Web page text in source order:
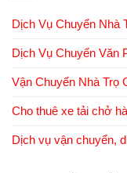
Dịch Vụ Chuyển Nhà
Dịch Vụ Chuyển Văn
Vận Chuyển Nhà Trọ
Cho thuê xe tải chở
Dịch vụ vận chuyển,